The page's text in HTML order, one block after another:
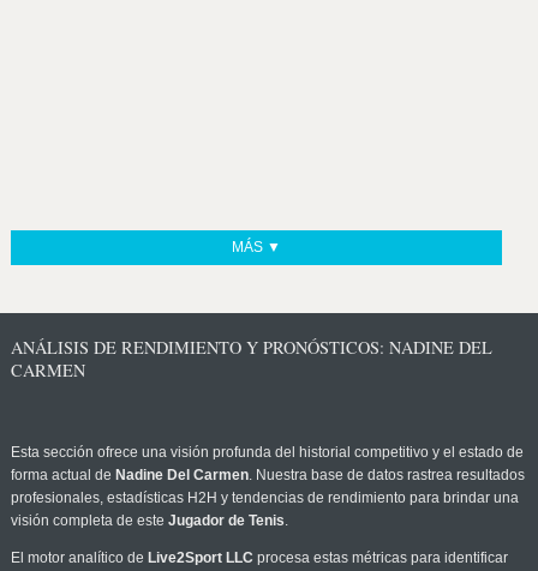
MÁS ▼
ANÁLISIS DE RENDIMIENTO Y PRONÓSTICOS: NADINE DEL
CARMEN
Esta sección ofrece una visión profunda del historial competitivo y el estado de
forma actual de Nadine Del Carmen. Nuestra base de datos rastrea resultados
profesionales, estadísticas H2H y tendencias de rendimiento para brindar una
visión completa de este Jugador de Tenis.
El motor analítico de Live2Sport LLC procesa estas métricas para identificar